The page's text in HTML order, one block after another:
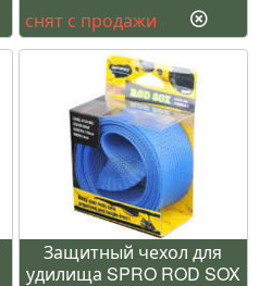
снят с продажи
Защитный чехол для
удилища SPRO ROD SOX